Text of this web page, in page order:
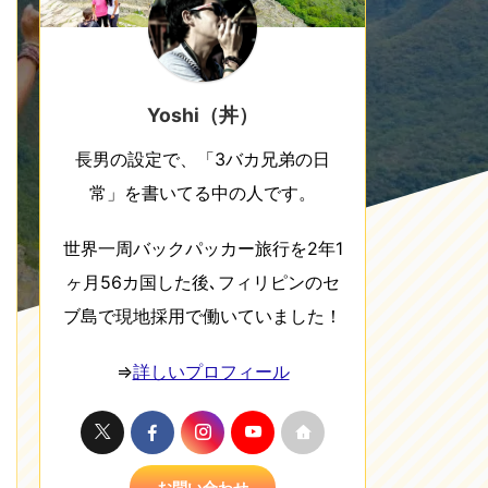
Yoshi（丼）
長男の設定で、「3バカ兄弟の日
常」を書いてる中の人です。
世界一周バックパッカー旅行を2年1
ヶ月56カ国した後､フィリピンのセ
ブ島で現地採用で働いていました！
⇒詳しいプロフィール